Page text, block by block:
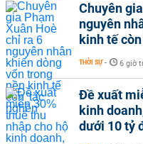
Chuyên
nguyên
kinh tế
THỜI SỰ - 6 giờ
Đề xuất
kinh
dưới 10 tỷ